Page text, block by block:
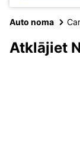
Auto noma
Atklājiet